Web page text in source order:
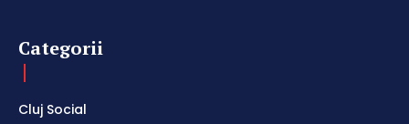
Categorii
Cluj Social